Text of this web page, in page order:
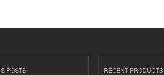
POSTS
RECENT